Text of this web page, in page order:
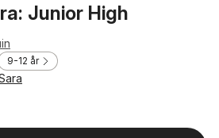
Junior High
9-12 år